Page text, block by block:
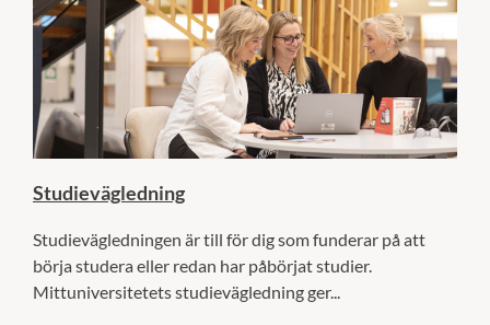
Studievägledning
Studievägledningen är till för dig som funderar på att
börja studera eller redan har påbörjat studier.
Mittuniversitetets studievägledning ger...